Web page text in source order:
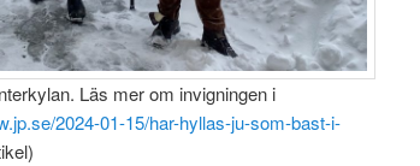
Läs mer om invigningen i
2024-01-15/har-hyllas-ju-som-bast-i-